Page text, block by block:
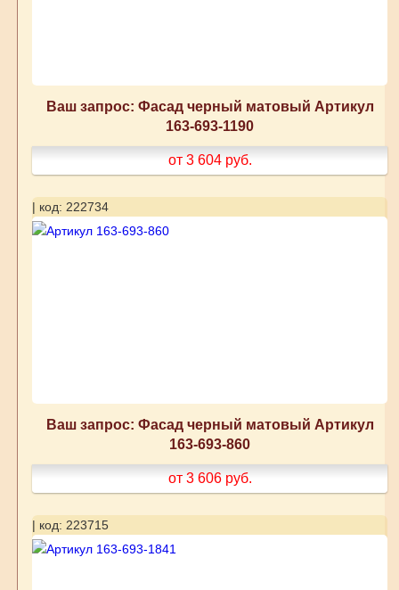
Ваш запрос: Фасад черный матовый Артикул
163-693-1190
от 3 604 руб.
| код: 222734
Ваш запрос: Фасад черный матовый Артикул
163-693-860
от 3 606 руб.
| код: 223715